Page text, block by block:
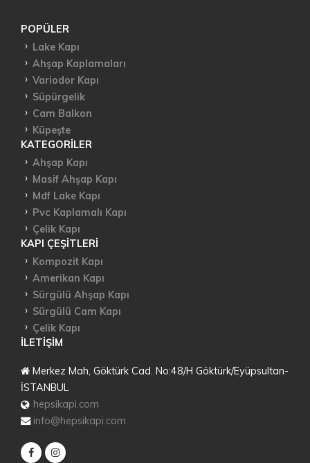
POPÜLER
Lake Kapı
Ahşap Kaplamaları
Variodor Kapı
Süpürgelik
Cam Balkon
Küpeşte
KATEGORILER
Ahşap Kapı
Masif Ahşap Kapı
Mdf Lake Kapı
Pvc Kaplamalı Kapı
Çelik Kapı
KAPI ÇEŞITLERI
Kompozit Kapı
Amerikan Kapı
Sürgülü Ahşap Kapı
Sürgülü Cam Kapı
Çelik Kapı
İLETIŞIM
Merkez Mah, Göktürk Cad. No:48/H Göktürk/Eyüpsultan-
İSTANBUL
hepsikapi.com
info@hepsikapi.com